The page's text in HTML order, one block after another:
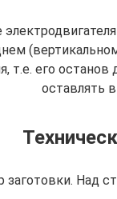
т.е. его
оставлять
заготовки. Над